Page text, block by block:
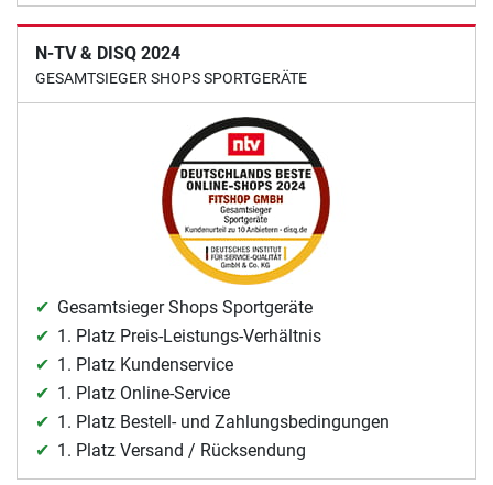
Miele & Cie. KG
dm-drogerie markt GmbH + Co. KG
Andreas Stihl AG & Co. KG (STIHL)
Canyon Bicycles GmbH (Canyon)
N-TV & DISQ 2024
GESAMTSIEGER SHOPS SPORTGERÄTE
Gesamtsieger Shops Sportgeräte
1. Platz Preis-Leistungs-Verhältnis
1. Platz Kundenservice